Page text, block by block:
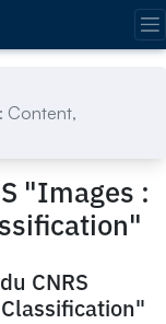
Content,
"Images :
CNRS